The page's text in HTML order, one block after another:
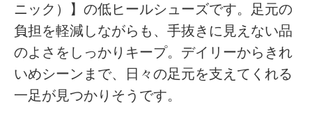
ニック）】の低ヒールシューズです。足元の
負担を軽減しながらも、手抜きに見えない品
のよさをしっかりキープ。デイリーからきれ
いめシーンまで、日々の足元を支えてくれる
一足が見つかりそうです。